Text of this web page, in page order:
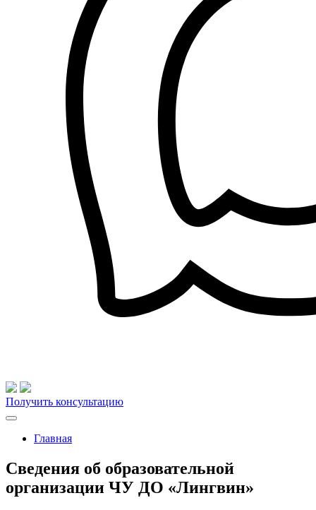
Получить консультацию
Главная
Сведения об образовательной
организации ЧУ ДО «Лингвин»